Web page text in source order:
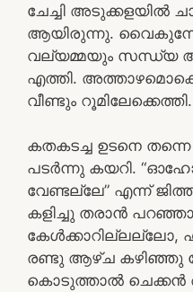
ചേച്ചി അടുക്കളയിൽ
ആയിരുന്നു.
വല്യമ്മയും സന്ധ്യ
എത്തി.
വീണ്ടും റൂമിലേക്കെത്തി.
കതകടച്ച ഉടനെ തന്നെ
പടർന്നു കയറി.
വേണ്ടല്ലേ” എന്ന്
കളിച്ചു തരാൻ
കേൾക്കാറില്ലല്ലോ,
രണ്ടു ആഴ്ച കഴിഞ്ഞു
കൊടുത്താൽ